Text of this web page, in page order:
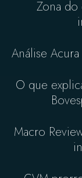
Zona
Análise
O que
Macro